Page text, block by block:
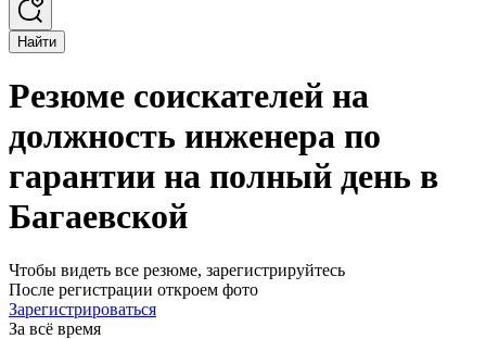
Найти
Резюме соискателей на
должность инженера по
гарантии на полный день в
Багаевской
Чтобы видеть все резюме, зарегистрируйтесь
После регистрации откроем фото
Зарегистрироваться
За всё время